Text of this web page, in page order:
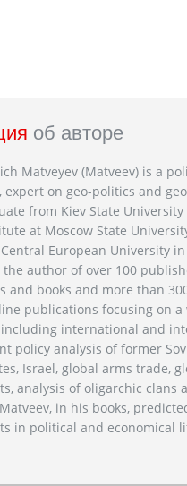
об авторе
Matveyev (Matveev) is a
expert on geo-politics and
from Kiev State University
at Moscow State
European University in
the author of over 100
and books and more than
publications focusing on a
international and
policy analysis of former
Israel, global arms trade,
analysis of oligarchic clans
in his books,
in political and economical